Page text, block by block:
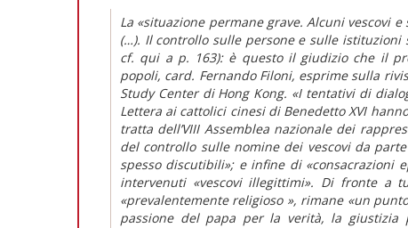
La «situazione permane grave. Alcuni vescovi
(…). Il controllo sulle persone e sulle
cf. qui a p. 163): è questo il giudizio che il
popoli, card. Fernando Filoni, esprime sulla
Study Center di Hong Kong. «I tentativi di
Lettera ai cattolici cinesi di Benedetto XVI
tratta dell’VIII Assemblea nazionale dei
del controllo sulle nomine dei vescovi da
spesso discutibili»; e infine di «consacrazioni
intervenuti «vescovi illegittimi». Di fronte a
«prevalentemente religioso », rimane «un
passione del papa per la verità, la giustizia